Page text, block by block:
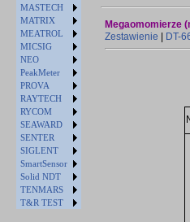
MASTECH
MATRIX
MEATROL
MICSIG
NEO
PeakMeter
PROVA
RAYTECH
RYCOM
SEAWARD
SENTER
SIGLENT
SmartSensor
Solid NDT
TENMARS
T&R TEST
Megaomomierze
Zestawienie
DT-